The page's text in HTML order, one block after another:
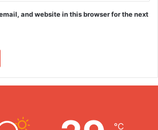
and website in this browser for the next
℃